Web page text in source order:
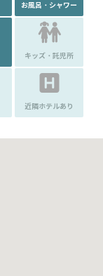
お風呂・シャワー
キッズ・託児所
近隣ホテルあり